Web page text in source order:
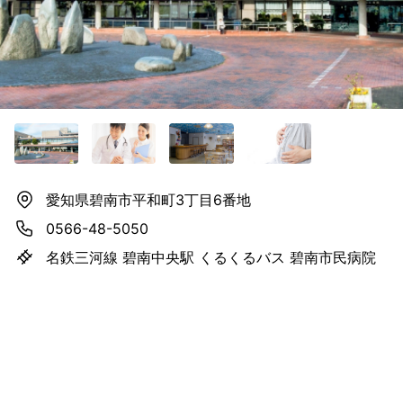
愛知県碧南市平和町3丁目6番地
0566-48-5050
名鉄三河線 碧南中央駅 くるくるバス 碧南市民病院